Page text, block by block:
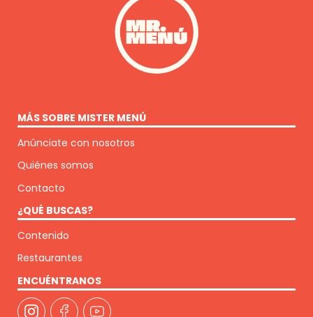
MÁS SOBRE MISTER MENÚ
Anúnciate con nosotros
Quiénes somos
Contacto
¿QUÉ BUSCAS?
Contenido
Restaurantes
ENCUÉNTRANOS